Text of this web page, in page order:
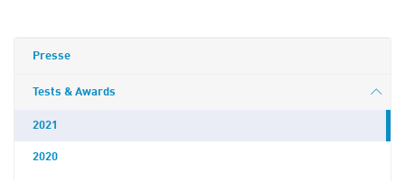
Presse
Tests & Awards
2021
2020